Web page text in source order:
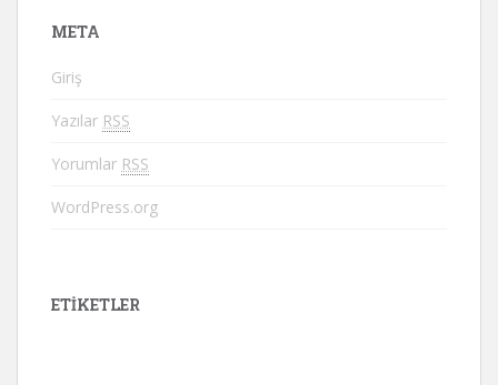
META
Giriş
Yazılar RSS
Yorumlar RSS
WordPress.org
ETIKETLER